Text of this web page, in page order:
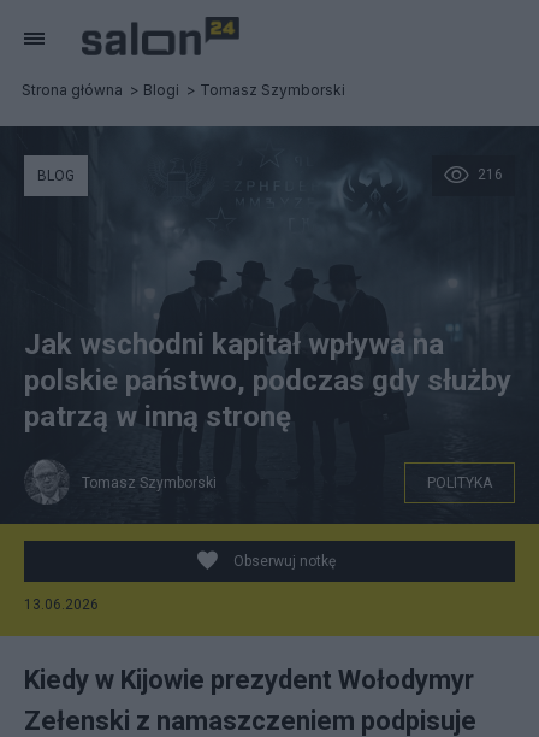
Strona główna Blogi Tomasz Szymborski
216
BLOG
Jak wschodni kapitał wpływa na
polskie państwo, podczas gdy służby
patrzą w inną stronę
Tomasz Szymborski POLITYKA
Obserwuj notkę
13.06.2026
Kiedy w Kijowie prezydent Wołodymyr
Zełenski z namaszczeniem podpisuje